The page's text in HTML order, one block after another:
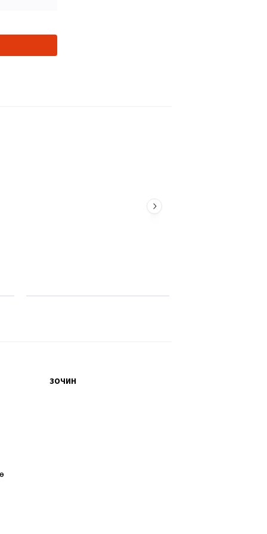
ЗОЧИН